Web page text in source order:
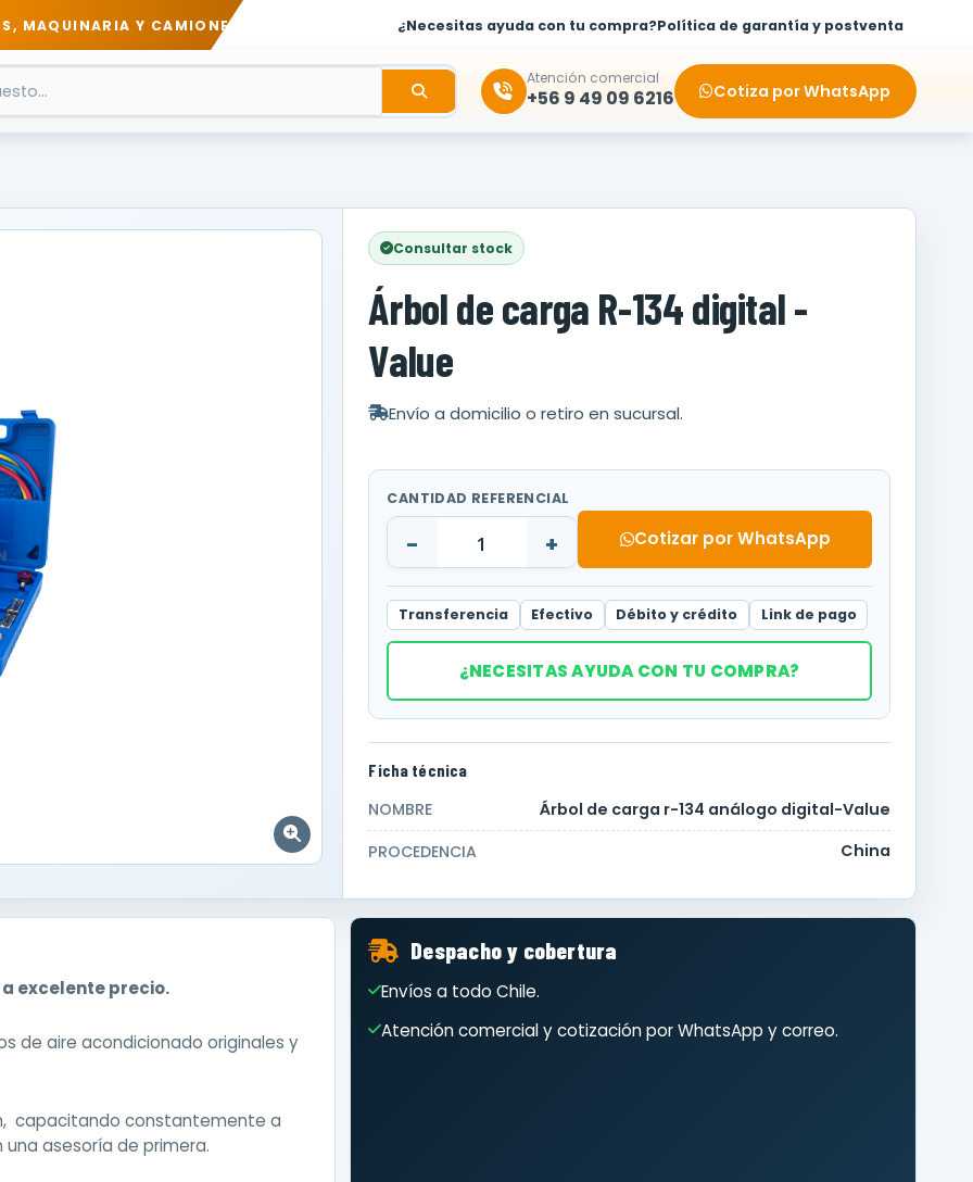
MAQUINARIA Y CAMIONES ¿Necesitas ayuda con tu compra?Política de garantía y postventa
Atención comercial
+56 9 49 09 6216 Cotiza por WhatsApp
Consultar stock
Árbol de carga R-134 digital -
Value
Envío a domicilio o retiro en sucursal.
CANTIDAD REFERENCIAL
- + Cotizar por WhatsApp
Transferencia Efectivo Débito y crédito Link de pago
¿NECESITAS AYUDA CON TU COMPRA?
Ficha técnica
NOMBRE
Árbol de carga r-134 análogo digital-Value
PROCEDENCIA
China
excelente precio.
de aire acondicionado originales y
capacitando constantemente a
asesoría de primera.
Despacho y cobertura
Envíos a todo Chile.
Atención comercial y cotización por WhatsApp y correo.